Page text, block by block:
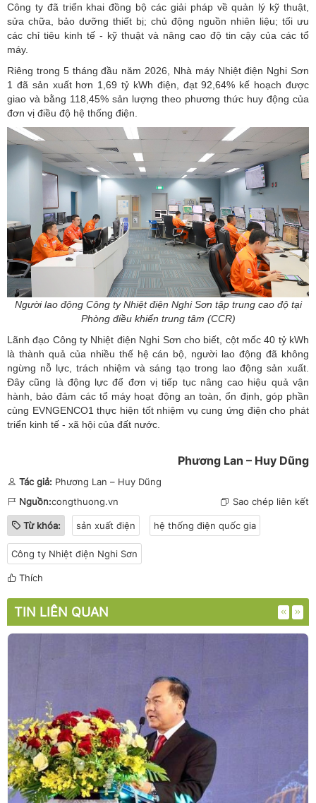
Công ty đã triển khai đồng bộ các giải pháp về quản lý kỹ thuật,
sửa chữa, bảo dưỡng thiết bị; chủ động nguồn nhiên liệu; tối ưu
các chỉ tiêu kinh tế - kỹ thuật và nâng cao độ tin cậy của các tổ
máy.
Riêng trong 5 tháng đầu năm 2026, Nhà máy Nhiệt điện Nghi Sơn
1 đã sản xuất hơn 1,69 tỷ kWh điện, đạt 92,64% kế hoạch được
giao và bằng 118,45% sản lượng theo phương thức huy động của
đơn vị điều độ hệ thống điện.
Người lao động Công ty Nhiệt điện Nghi Sơn tập trung cao độ tại
Phòng điều khiển trung tâm (CCR)
Lãnh đạo Công ty Nhiệt điện Nghi Sơn cho biết, cột mốc 40 tỷ kWh
là thành quả của nhiều thế hệ cán bộ, người lao động đã không
ngừng nỗ lực, trách nhiệm và sáng tạo trong lao động sản xuất.
Đây cũng là động lực để đơn vị tiếp tục nâng cao hiệu quả vận
hành, bảo đảm các tổ máy hoạt động an toàn, ổn định, góp phần
cùng EVNGENCO1 thực hiện tốt nhiệm vụ cung ứng điện cho phát
triển kinh tế - xã hội của đất nước.
Phương Lan – Huy Dũng
Tác giả: Phương Lan – Huy Dũng
Nguồn:congthuong.vn Sao chép liên kết
Từ khóa: sản xuất điện hệ thống điện quốc gia
Công ty Nhiệt điện Nghi Sơn
Thích
TIN LIÊN QUAN